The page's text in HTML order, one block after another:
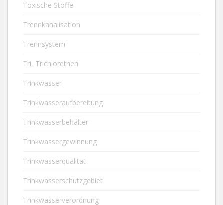
Toxische Stoffe
Trennkanalisation
Trennsystem
Tri, Trichlorethen
Trinkwasser
Trinkwasseraufbereitung
Trinkwasserbehälter
Trinkwassergewinnung
Trinkwasserqualität
Trinkwasserschutzgebiet
Trinkwasserverordnung